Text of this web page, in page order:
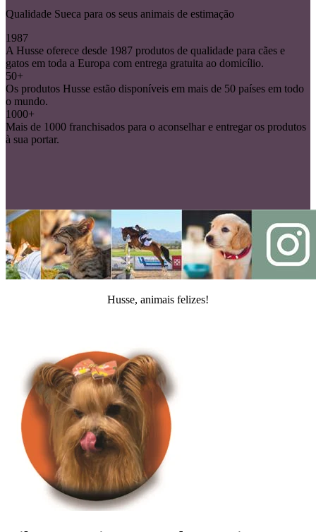
Qualidade Sueca para os seus animais de estimação
1987
A Husse oferece desde 1987 produtos de qualidade para cães e
gatos em toda a Europa com entrega gratuita ao domicílio.
50+
Os produtos Husse estão disponíveis em mais de 50 países em todo
o mundo.
1000+
Mais de 1000 franchisados para o aconselhar e entregar os produtos
à sua portar.
Husse, animais felizes!